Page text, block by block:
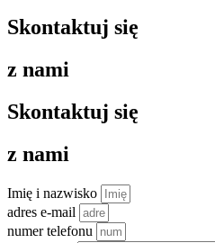
Skontaktuj się
z nami
Skontaktuj się
z nami
Imię i nazwisko
adres e-mail
numer telefonu